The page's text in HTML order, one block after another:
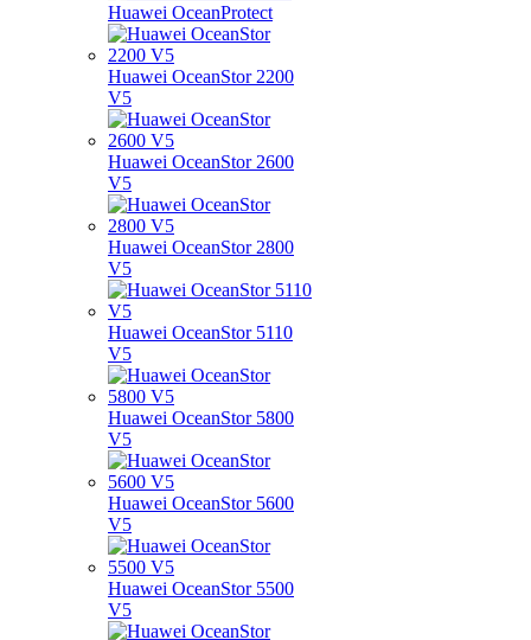
Huawei OceanProtect
Huawei OceanStor 2200
V5
Huawei OceanStor 2600
V5
Huawei OceanStor 2800
V5
Huawei OceanStor 5110
V5
Huawei OceanStor 5800
V5
Huawei OceanStor 5600
V5
Huawei OceanStor 5500
V5